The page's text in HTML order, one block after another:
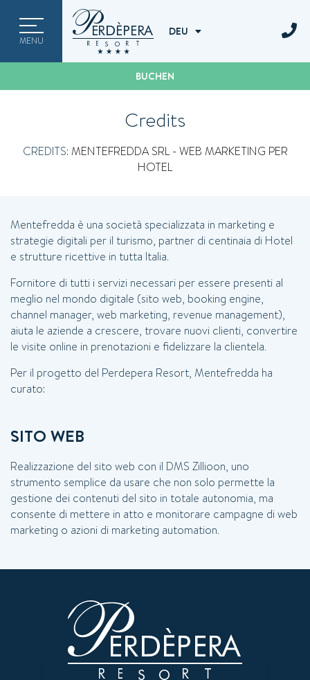
MENU
DEU
ENG
BUCHEN
INTERNET-
GARANTIERT!
keinen günstigeren Preis finden,
Sie sich!
2026 07 AUG
Credits
CREDITS: MENTEFREDDA SRL - WEB MARKETING PER
HOTEL
Mentefredda è una società specializzata in marketing e
strategie digitali per il turismo, partner di centinaia di Hotel
e strutture ricettive in tutta Italia.
Fornitore di tutti i servizi necessari per essere presenti al
meglio nel mondo digitale (sito web, booking engine,
channel manager, web marketing, revenue management),
aiuta le aziende a crescere, trovare nuovi clienti, convertire
le visite online in prenotazioni e fidelizzare la clientela.
Per il progetto del Perdepera Resort, Mentefredda ha
curato:
SITO WEB
Realizzazione del sito web con il DMS Zillioon, uno
strumento semplice da usare che non solo permette la
gestione dei contenuti del sito in totale autonomia, ma
consente di mettere in atto e monitorare campagne di web
marketing o azioni di marketing automation.